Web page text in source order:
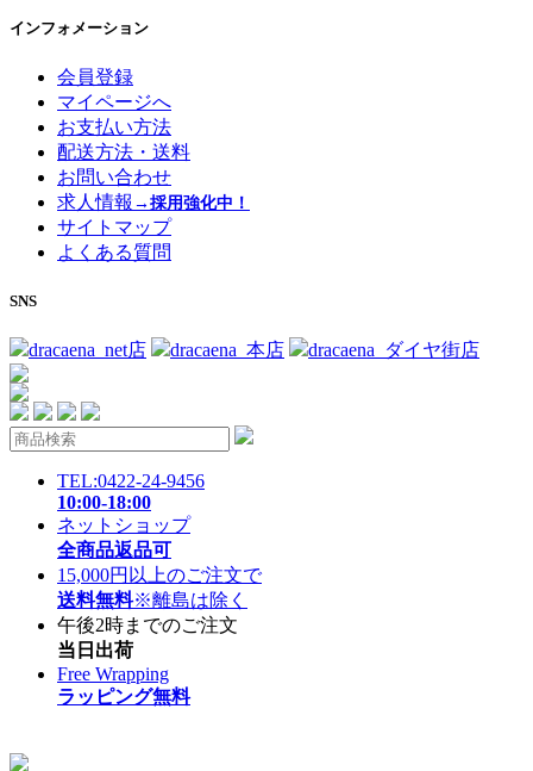
インフォメーション
会員登録
マイページへ
お支払い方法
配送方法・送料
お問い合わせ
求人情報 →採用強化中！
サイトマップ
よくある質問
SNS
dracaena_net店 dracaena_本店 dracaena_ダイヤ街店
TEL:0422-24-9456
10:00-18:00
ネットショップ
全商品返品可
15,000円以上のご注文で
送料無料※離島は除く
午後2時までのご注文
当日出荷
Free Wrapping
ラッピング無料